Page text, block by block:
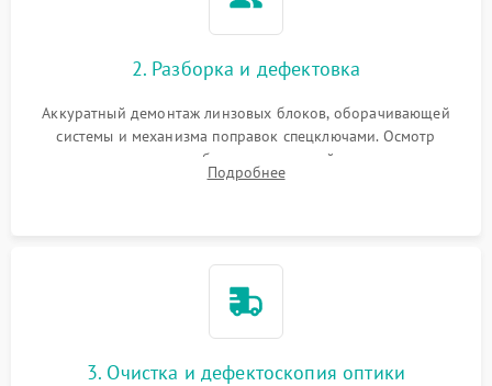
2. Разборка и дефектовка
Аккуратный демонтаж линзовых блоков, оборачивающей
системы и механизма поправок спецключами. Осмотр
внутренних резьбовых соединений, пружин и
уплотнительных колец. Поиск причин люфта, смещения
Подробнее
3. Очистка и дефектоскопия оптики